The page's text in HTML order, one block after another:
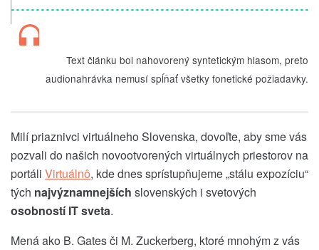
Text článku bol nahovorený syntetickým hlasom, preto
audionahrávka nemusí spĺňať všetky fonetické požiadavky.
Milí priaznivci virtuálneho Slovenska, dovoľte, aby sme vás
pozvali do našich novootvorených virtuálnych priestorov na
portáli Virtuálnô, kde dnes sprístupňujeme „stálu expozíciu“
tých najvýznamnejších slovenských i svetových
osobností IT sveta.
Mená ako B. Gates či M. Zuckerberg, ktoré mnohým z vás